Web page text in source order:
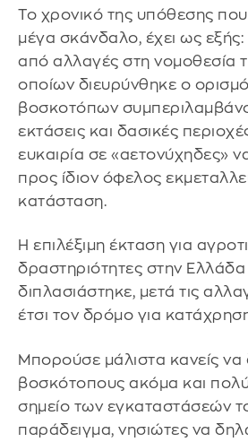
Το χρονικό της υπόθεσης που
μέγα σκάνδαλο, έχει ως εξής:
από αλλαγές στη νομοθεσία
οποίων διευρύνθηκε ο
βοσκοτόπων
εκτάσεις και δασικές
ευκαιρία σε «αετονύχηδες»
προς ίδιον όφελος
κατάσταση.
Η επιλέξιμη έκταση για
δραστηριότητες στην
διπλασιάστηκε, μετά τις
έτσι τον δρόμο για
Μπορούσε μάλιστα κανείς να
βοσκότοπους ακόμα και
σημείο των εγκαταστάσεών
παράδειγμα, νησιώτες να